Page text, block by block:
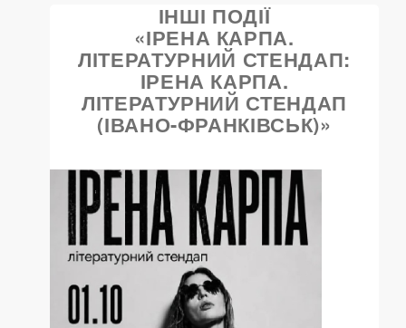
ІНШІ ПОДІЇ
«ІРЕНА КАРПА.
ЛІТЕРАТУРНИЙ СТЕНДАП:
ІРЕНА КАРПА.
ЛІТЕРАТУРНИЙ СТЕНДАП
(ІВАНО-ФРАНКІВСЬК)»